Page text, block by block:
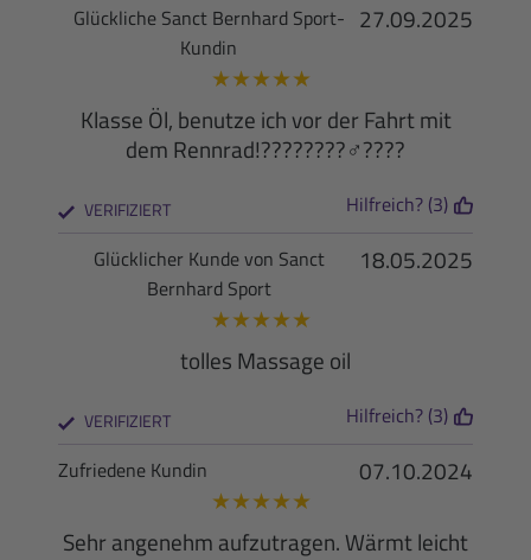
27.09.2025
Glückliche Sanct Bernhard Sport-
Kundin
★★★★★
Klasse Öl, benutze ich vor der Fahrt mit
dem Rennrad!????????‍♂️????
VERIFIZIERT Hilfreich? (3)
18.05.2025
Glücklicher Kunde von Sanct
Bernhard Sport
★★★★★
tolles Massage oil
VERIFIZIERT Hilfreich? (3)
07.10.2024
Zufriedene Kundin
★★★★★
Sehr angenehm aufzutragen. Wärmt leicht